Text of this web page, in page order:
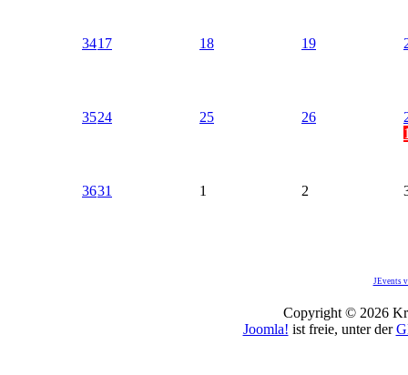
3417 18 19
3524 25 26
3631 1 2
JEvents
Copyright © 2026
Joomla! ist freie, unter der